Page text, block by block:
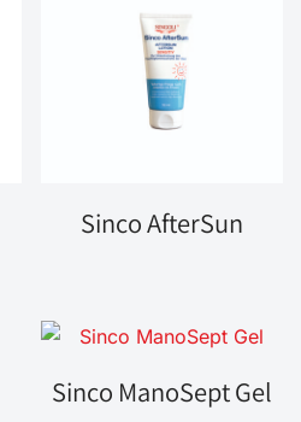
Sinco AfterSun
Sinco ManoSept Gel